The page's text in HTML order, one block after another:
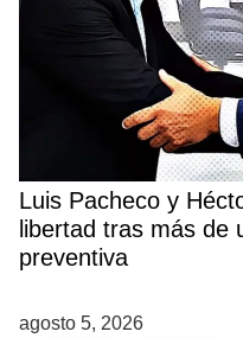
Luis Pacheco y
libertad tras más de
preventiva
agosto 5, 2026